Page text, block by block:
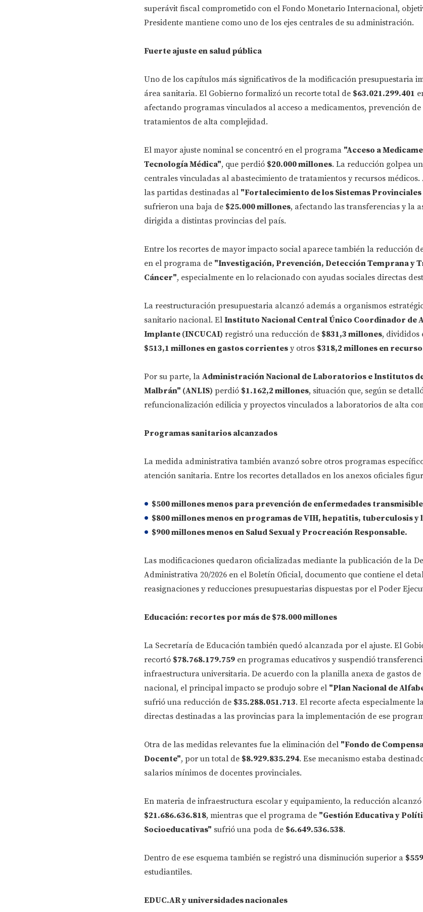
superávit fiscal comprometido con el Fondo Monetario Internacional,
Presidente mantiene como uno de los ejes centrales de su administración.
Fuerte ajuste en salud pública
Uno de los capítulos más significativos de la modificación presupuestaria
área sanitaria. El Gobierno formalizó un recorte total de $63.021.299.401
afectando programas vinculados al acceso a medicamentos, prevención
tratamientos de alta complejidad.
El mayor ajuste nominal se concentró en el programa "Acceso a
Tecnología Médica", que perdió $20.000 millones. La reducción golpea
centrales vinculadas al abastecimiento de tratamientos y recursos médicos.
las partidas destinadas al "Fortalecimiento de los Sistemas Provinciales
sufrieron una baja de $25.000 millones, afectando las transferencias y la
dirigida a distintas provincias del país.
Entre los recortes de mayor impacto social aparece también la reducción
en el programa de "Investigación, Prevención, Detección Temprana y
Cáncer", especialmente en lo relacionado con ayudas sociales directas
La reestructuración presupuestaria alcanzó además a organismos
sanitario nacional. El Instituto Nacional Central Único Coordinador de
Implante (INCUCAI) registró una reducción de $831,3 millones, divididos
$513,1 millones en gastos corrientesy otros $318,2 millones en
Por su parte, la Administración Nacional de Laboratorios e Institutos
Malbrán" (ANLIS) perdió $1.162,2 millones, situación que, según se
refuncionalización edilicia y proyectos vinculados a laboratorios de alta
Programas sanitarios alcanzados
La medida administrativa también avanzó sobre otros programas
atención sanitaria. Entre los recortes detallados en los anexos oficiales
$500 millonesmenos para prevención de enfermedades
$800 millonesmenos en programas de VIH, hepatitis, tuberculosis y
$900 millonesmenos en Salud Sexual y Procreación Responsable.
Las modificaciones quedaron oficializadas mediante la publicación de la
Administrativa 20/2026 en el Boletín Oficial, documento que contiene el
reasignaciones y reducciones presupuestarias dispuestas por el Poder
Educación: recortes por más de $78.000 millones
La Secretaría de Educación también quedó alcanzada por el ajuste. El
recortó $78.768.179.759en programas educativos y suspendió
infraestructura universitaria. De acuerdo con la planilla anexa de gastos
nacional, el principal impacto se produjo sobre el "Plan Nacional de
sufrió una reducción de $35.288.051.713. El recorte afecta especialmente
directas destinadas a las provincias para la implementación de ese
Otra de las medidas relevantes fue la eliminación del "Fondo de
Docente", por un total de $8.929.835.294. Ese mecanismo estaba
salarios mínimos de docentes provinciales.
En materia de infraestructura escolar y equipamiento, la reducción alcanzó
$21.686.636.818, mientras que el programa de "Gestión Educativa y
Socioeducativas" sufrió una poda de $6.649.536.538.
Dentro de ese esquema también se registró una disminución superior a
estudiantiles.
EDUC.AR y universidades nacionales